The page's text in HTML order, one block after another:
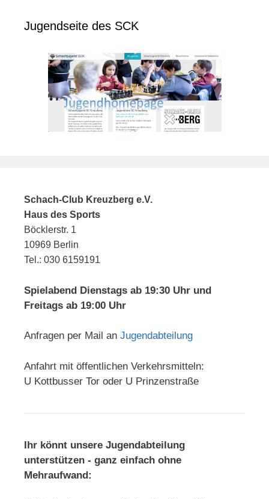
Jugendseite des SCK
Schach-Club Kreuzberg e.V.
Haus des Sports
Böcklerstr. 1
10969 Berlin
Tel.: 030 6159191
Spielabend Dienstags ab 19:30 Uhr und
Freitags ab 19:00 Uhr
Anfragen per Mail an Jugendabteilung
Anfahrt mit öffentlichen Verkehrsmitteln:
U Kottbusser Tor oder U Prinzenstraße
Ihr könnt unsere Jugendabteilung
unterstützen - ganz einfach ohne
Mehraufwand: